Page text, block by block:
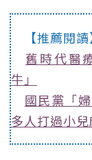
【推薦閱讀
舊時代醫
牛」
國民黨「
多人打過小